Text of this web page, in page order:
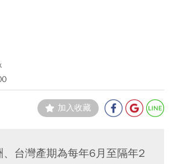
加入收藏
台灣產期為每年6月至隔年2